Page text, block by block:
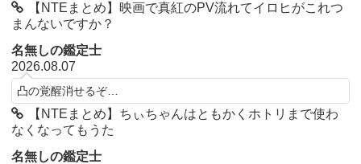
【NTEまとめ】映画で真紅のPV流れてイロヒがこれつ
まんないですか？
名無しの鑑定士
2026.08.07
凸の覚醒消せるぞ…
【NTEまとめ】ちぃちゃんはともかくホトリまで使わ
なくなってもうた
名無しの鑑定士